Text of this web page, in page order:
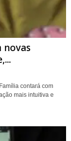
contará com
mais intuitiva e